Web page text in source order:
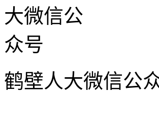
鹤壁人大微信公